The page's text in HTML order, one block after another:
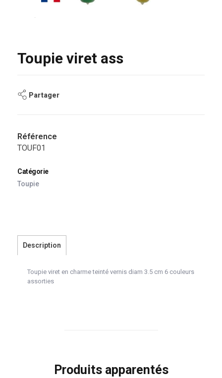
Toupie viret ass
Partager
Référence
TOUF01
Catégorie
Toupie
Description
Toupie viret en charme teinté vernis diam 3.5 cm 6 couleurs
assorties
Produits apparentés